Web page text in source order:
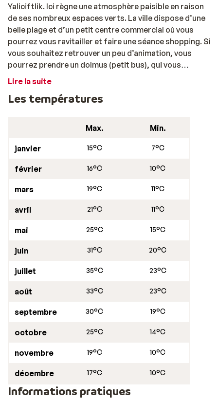
Yaliciftlik. Ici règne une atmosphère paisible en raison
de ses nombreux espaces verts. La ville dispose d’une
belle plage et d’un petit centre commercial où vous
pourrez vous ravitailler et faire une séance shopping. Si
vous souhaitez retrouver un peu d’animation, vous
pourrez prendre un dolmus (petit bus), qui vous
conduira à Bodrum.
Le vieux port de pêche est devenu l’une des stations
vacances de farniente ou actives, vous ne manquerez
libre d’accès et offre une vue fantastique sur la ville,
garanties !
La ville de Bodrum est aussi connue pour son incroyable
couché de soleil. Vous pourrez vous promenez le long
d’élégants yachts s’amarreront au port de plaisance.
Turquie aime s’y montrer.
Lire la suite
Les températures
Max. Min.
janvier 15°C 7°C
février 16°C 10°C
mars 19°C 11°C
avril 21°C 11°C
mai 25°C 15°C
juin 31°C 20°C
juillet 35°C 23°C
août 33°C 23°C
septembre 30°C 19°C
octobre 25°C 14°C
novembre 19°C 10°C
décembre 17°C 10°C
Informations pratiques